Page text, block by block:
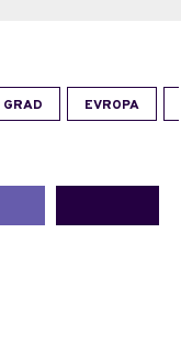
GRAD EVROPA